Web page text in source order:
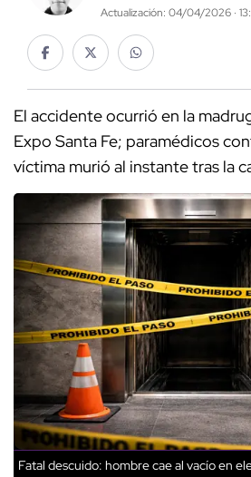
Actualización: 04/04/2026 ·
El accidente ocurrió en la
Expo Santa Fe; paramédicos
víctima murió al instante tras la
Fatal descuido: hombre cae al vacío en